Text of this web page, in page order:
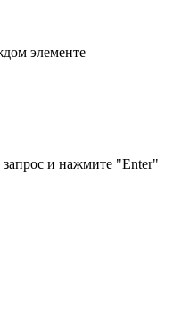
элементе
запрос и нажмите "Enter"